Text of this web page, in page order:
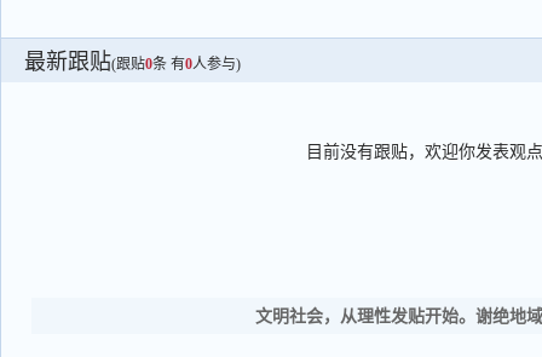
最新跟贴(跟贴0条 有0人参与)
目前没有跟贴，欢迎你发表观点
文明社会，从理性发贴开始。谢绝地